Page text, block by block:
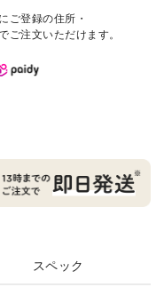
ご登録の住所・
ご注文いただけます。
スペック